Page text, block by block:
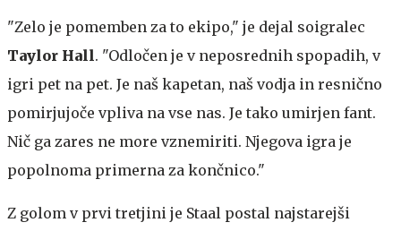
"Zelo je pomemben za to ekipo," je dejal soigralec
Taylor Hall. "Odločen je v neposrednih spopadih, v
igri pet na pet. Je naš kapetan, naš vodja in resnično
pomirjujoče vpliva na vse nas. Je tako umirjen fant.
Nič ga zares ne more vznemiriti. Njegova igra je
popolnoma primerna za končnico."
Z golom v prvi tretjini je Staal postal najstarejši